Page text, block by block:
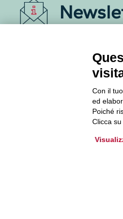
Informazioni per restare
mondo della cooperazione.
Archivio Newsletter
Con il
ed
Poiché
Clicca